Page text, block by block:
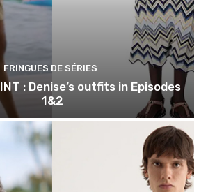
FRINGUES DE SÉRIES
: Denise’s outfits in Episodes
1&2